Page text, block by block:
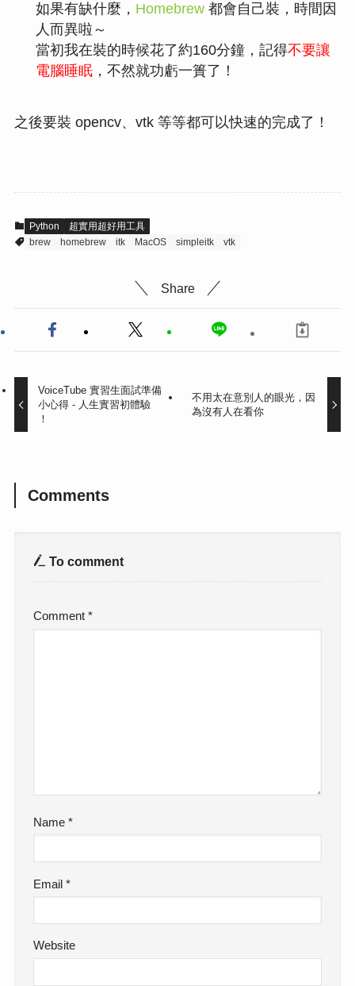
如果有缺什麼， Homebrew都會自己裝，時間因
人而異啦～
當初我在裝的時候花了約160分鐘，記得不要讓
電腦睡眠，不然就功虧一簣了！
之後要裝 opencv、vtk 等等都可以快速的完成了！
Python
超實用超好用工具
brew
homebrew itk MacOS simpleitk vtk
Share
VoiceTube 實習生面試準備
小心得 - 人生實習初體驗
！
不用太在意別人的眼光，因
為沒有人在看你
Comments
To comment
Comment*
Name*
Email*
Website